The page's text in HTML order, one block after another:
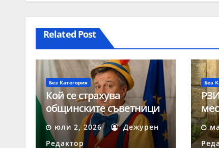
Related Post
Без Категория
Кой се страхува
общинските съветници
да получават твърди
заплати?
юли 2, 2026
Дежурен
Редактор
Без